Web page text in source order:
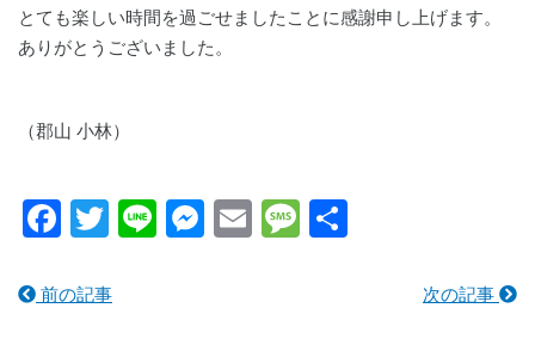
とても楽しい時間を過ごせましたことに感謝申し上げます。
ありがとうございました。
（郡山 小林）
Facebook
Twitter
LineMessenger
EmailMessage
前の記事 次の記事